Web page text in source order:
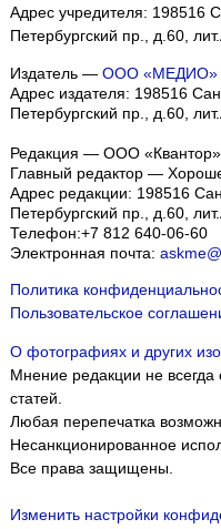
Адрес учредителя: 198516
Петербургский пр., д.60,
Издатель — ООО «МЕДИО»
Адрес издателя: 198516
Петербургский пр., д.60,
Редакция — ООО «Квантор»
Главный редактор —
Адрес редакции: 198516
Петербургский пр., д.60,
Телефон:+7 812 640-06-60
Электронная почта:
Политика
Пользовательское
О фотографиях и других
Мнение редакции не всегда
статей.
Любая перепечатка
Несанкционированное
Все права защищены.
Изменить настройки